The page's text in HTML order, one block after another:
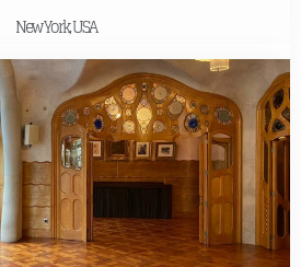
New York, USA